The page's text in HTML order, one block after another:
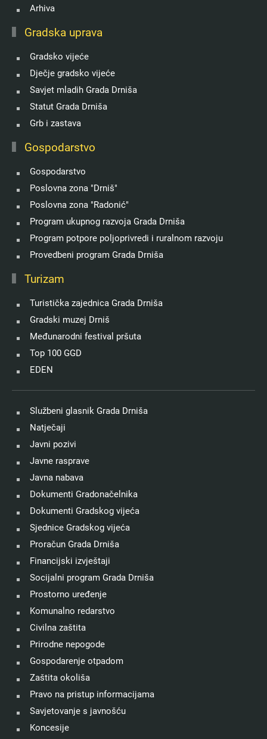
Arhiva
Gradska uprava
Gradsko vijeće
Dječje gradsko vijeće
Savjet mladih Grada Drniša
Statut Grada Drniša
Grb i zastava
Gospodarstvo
Gospodarstvo
Poslovna zona "Drniš"
Poslovna zona "Radonić"
Program ukupnog razvoja Grada Drniša
Program potpore poljoprivredi i ruralnom razvoju
Provedbeni program Grada Drniša
Turizam
Turistička zajednica Grada Drniša
Gradski muzej Drniš
Međunarodni festival pršuta
Top 100 GGD
EDEN
Službeni glasnik Grada Drniša
Natječaji
Javni pozivi
Javne rasprave
Javna nabava
Dokumenti Gradonačelnika
Dokumenti Gradskog vijeća
Sjednice Gradskog vijeća
Proračun Grada Drniša
Financijski izvještaji
Socijalni program Grada Drniša
Prostorno uređenje
Komunalno redarstvo
Civilna zaštita
Prirodne nepogode
Gospodarenje otpadom
Zaštita okoliša
Pravo na pristup informacijama
Savjetovanje s javnošću
Koncesije